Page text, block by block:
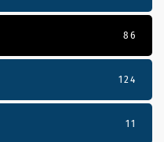
86
124
11